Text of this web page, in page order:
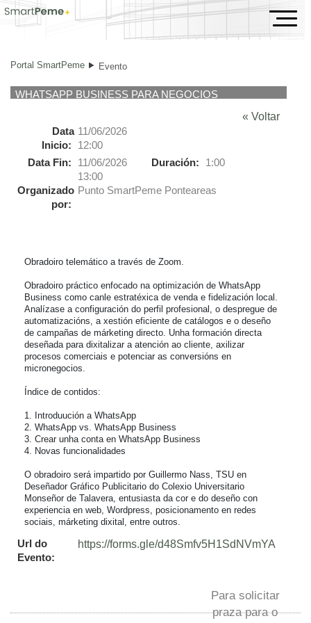
Evento
Portal SmartPeme Evento
WHATSAPP BUSINESS PARA NEGOCIOS
« Voltar
Data
Inicio:
11/06/2026
12:00
Data Fin:
11/06/2026
13:00
Duración: 1:00
Organizado
por:
Punto SmartPeme Ponteareas
Obradoiro telemático a través de Zoom.
Obradoiro práctico enfocado na optimización de WhatsApp
Business como canle estratéxica de venda e fidelización local.
Analízase a configuración do perfil profesional, o despregue de
automatizacións, a xestión eficiente de catálogos e o deseño
de campañas de márketing directo. Unha formación directa
deseñada para dixitalizar a atención ao cliente, axilizar
procesos comerciais e potenciar as conversións en
micronegocios.
Índice de contidos:
1. Introduución a WhatsApp
2. WhatsApp vs. WhatsApp Business
3. Crear unha conta en WhatsApp Business
4. Novas funcionalidades
O obradoiro será impartido por Guillermo Nass, TSU en
Deseñador Gráfico Publicitario do Colexio Universitario
Monseñor de Talavera, entusiasta da cor e do deseño con
experiencia en web, Wordpress, posicionamento en redes
sociais, márketing dixital, entre outros.
Url do
Evento:
https://forms.gle/d48Smfv5H1SdNVmYA
Para solicitar
praza para o